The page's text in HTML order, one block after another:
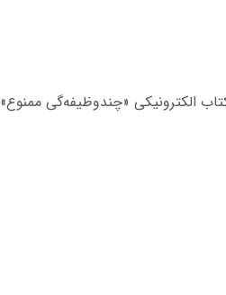
کتاب الکترونیکی «چندوظیفه‌گی ممنوع»